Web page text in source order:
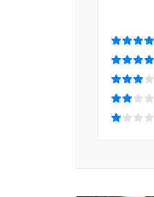
자신의 얼굴을
데, 부모나 조
영화를 보여주
로를 받기가 점
령층에 대한 복
의 미학을 알려
--- 10장 마음의
“바로 지금, 무
터키 최대의 도
또 굶주림에 시
터키의 푸게돈
위한 물과 사